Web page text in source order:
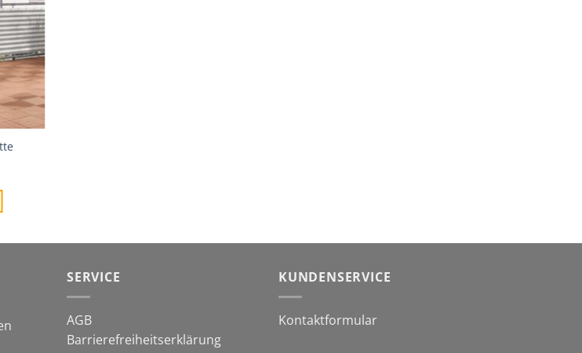
SERVICE
AGB
Barrierefreiheitserklärung
KUNDENSERVICE
Kontaktformular